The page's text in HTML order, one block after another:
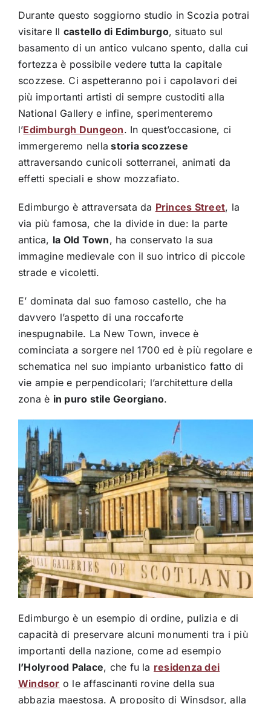
Durante questo soggiorno studio in Scozia potrai
visitare Il castello di Edimburgo, situato sul
basamento di un antico vulcano spento, dalla cui
fortezza è possibile vedere tutta la capitale
scozzese. Ci aspetteranno poi i capolavori dei
più importanti artisti di sempre custoditi alla
National Gallery e infine, sperimenteremo
l’Edimburgh Dungeon. In quest’occasione, ci
immergeremo nella storia scozzese
attraversando cunicoli sotterranei, animati da
effetti speciali e show mozzafiato.
Edimburgo è attraversata da Princes Street, la
via più famosa, che la divide in due: la parte
antica, la Old Town, ha conservato la sua
immagine medievale con il suo intrico di piccole
strade e vicoletti.
E’ dominata dal suo famoso castello, che ha
davvero l’aspetto di una roccaforte
inespugnabile. La New Town, invece è
cominciata a sorgere nel 1700 ed è più regolare e
schematica nel suo impianto urbanistico fatto di
vie ampie e perpendicolari; l’architetture della
zona è in puro stile Georgiano.
Edimburgo è un esempio di ordine, pulizia e di
capacità di preservare alcuni monumenti tra i più
importanti della nazione, come ad esempio
l’Holyrood Palace, che fu la residenza dei
Windsor o le affascinanti rovine della sua
abbazia maestosa. A proposito di Winsdsor, alla